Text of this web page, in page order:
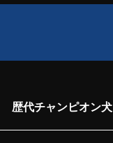
歴代チャンピオン犬